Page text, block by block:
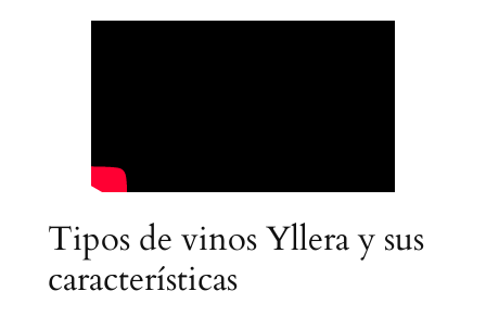
Tipos de vinos Yllera y sus
características